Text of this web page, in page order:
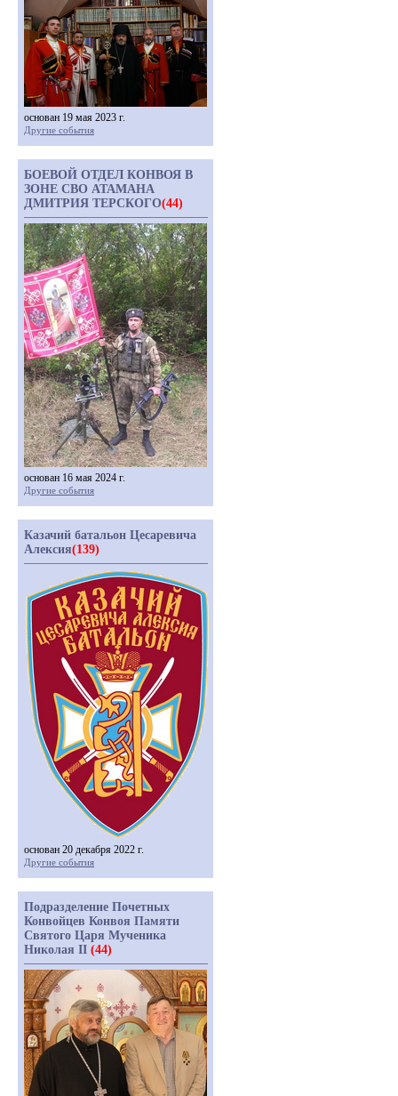
основан 19 мая 2023 г.
Другие события
БОЕВОЙ ОТДЕЛ КОНВОЯ В
ЗОНЕ СВО АТАМАНА
ДМИТРИЯ ТЕРСКОГО(44)
основан 16 мая 2024 г.
Другие события
Казачий батальон Цесаревича
Алексия(139)
основан 20 декабря 2022 г.
Другие события
Подразделение Почетных
Конвойцев Конвоя Памяти
Святого Царя Мученика
Николая II (44)